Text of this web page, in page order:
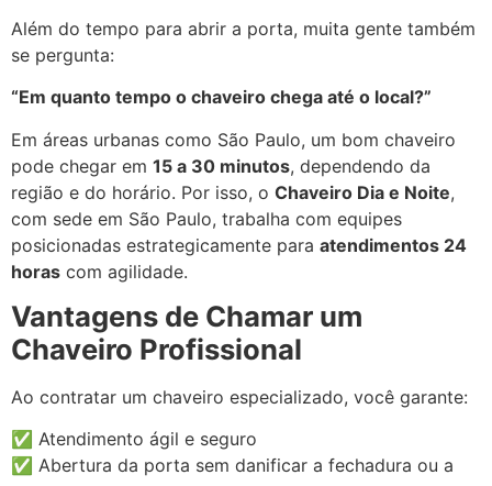
Além do tempo para abrir a porta, muita gente também
se pergunta:
“Em quanto tempo o chaveiro chega até o local?”
Em áreas urbanas como São Paulo, um bom chaveiro
pode chegar em 15 a 30 minutos, dependendo da
região e do horário. Por isso, o Chaveiro Dia e Noite,
com sede em São Paulo, trabalha com equipes
posicionadas estrategicamente para atendimentos 24
horas com agilidade.
Vantagens de Chamar um
Chaveiro Profissional
Ao contratar um chaveiro especializado, você garante:
✅ Atendimento ágil e seguro
✅ Abertura da porta sem danificar a fechadura ou a